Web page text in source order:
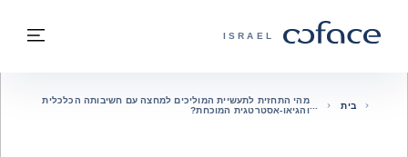
COFACE - אתר הקבוצה
ISRAEL
בחזרה לעמוד הבית
בית
מהי התחזית לתעשיית המוליכים למחצה עם חשיבותה הכלכלית
והגיאו-אסטרטגית המוכחת?